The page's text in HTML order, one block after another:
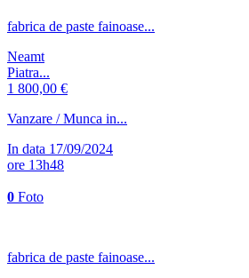
fabrica de paste fainoase...
Neamt
Piatra...
1 800,00 €
Vanzare / Munca in...
In data 17/09/2024
ore 13h48
0 Foto
fabrica de paste fainoase...